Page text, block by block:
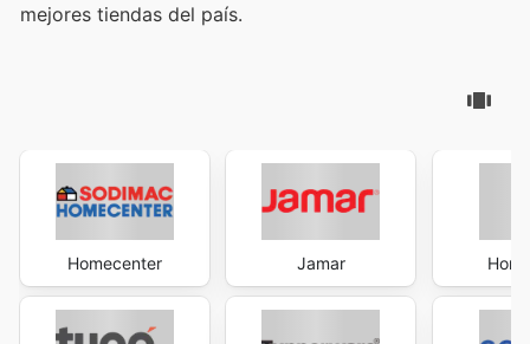
mejores tiendas del país.
Homecenter Jamar